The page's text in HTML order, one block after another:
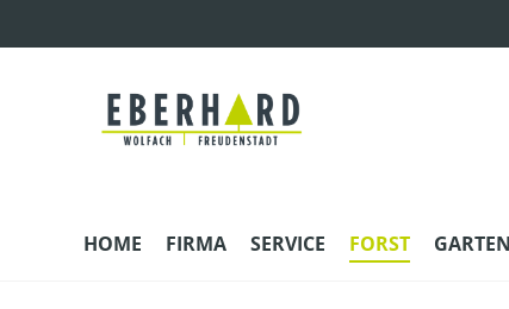
HOME FIRMA SERVICE FORST GARTEN